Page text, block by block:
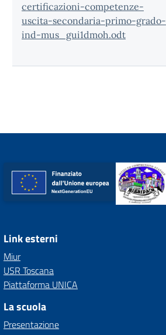
certificazioni-competenze-
uscita-secondaria-primo-grado-
ind-mus_gui1dmoh.odt
Link esterni
Miur
USR Toscana
Piattaforma UNICA
La scuola
Presentazione